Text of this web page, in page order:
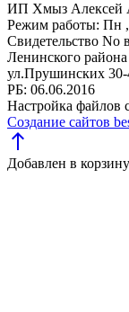
ИП Хмыз Алексей
Режим работы: Пн ,
Свидетельство No
Ленинского
ул.Прушинских 30-
РБ: 06.06.2016
Настройка файлов
Создание сайтов
north
Добавлен в